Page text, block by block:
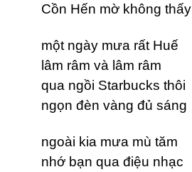
Cồn Hến mờ không thấy
một ngày mưa rất Huế
lâm râm và lâm râm
qua ngồi Starbucks thôi
ngọn đèn vàng đủ sáng
ngoài kia mưa mù tăm
nhớ bạn qua điệu nhạc